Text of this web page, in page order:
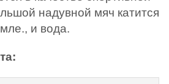
надувной мяч катится
и вода.